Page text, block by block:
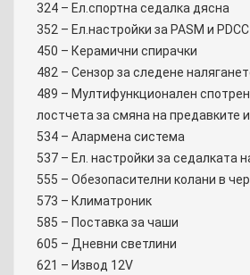
324 – Ел.спортна седалка дясна
352 – Ел.настройки за PASM и PDCC
450 – Керамични спирачки
482 – Сензор за следене
489 – Мултифункционален
лостчета за смяна на предавките
534 – Алармена система
537 – Ел. настройки за седалката
555 – Обезопасителни колани в
573 – Климатрoник
585 – Поставка за чаши
605 – Дневни светлини
621 – Извод 12V